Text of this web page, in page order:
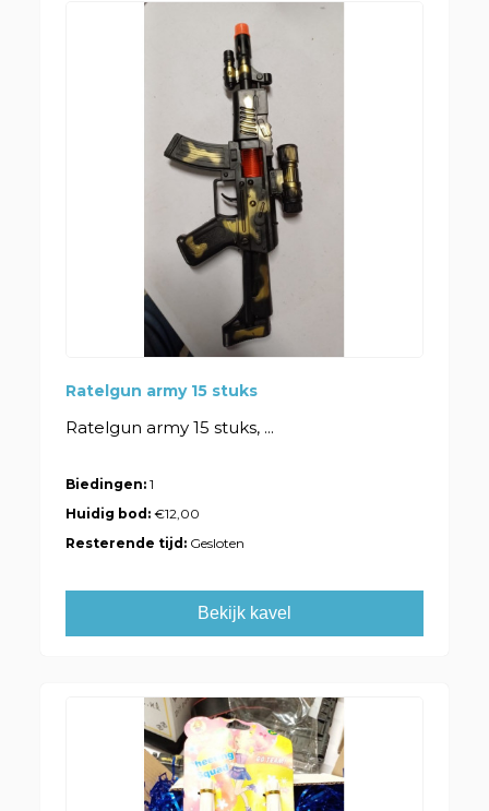
Ratelgun army 15 stuks
Ratelgun army 15 stuks, ...
Biedingen: 1
Huidig bod:€12,00
Resterende tijd: Gesloten
Bekijk kavel